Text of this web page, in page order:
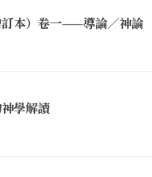
本）卷一——導論／神論
學解讀